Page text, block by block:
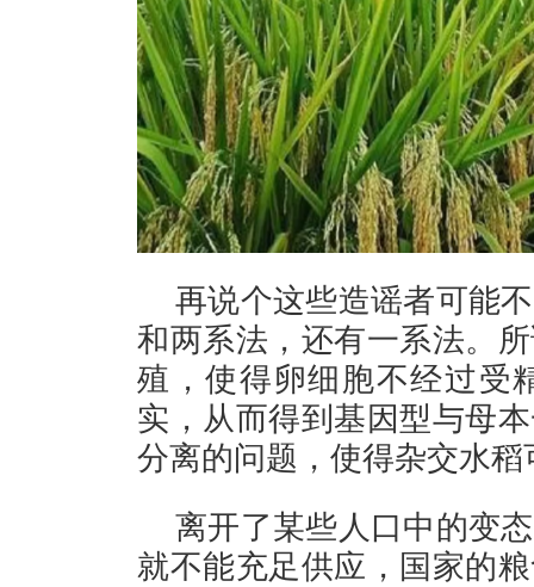
再说个这些造谣者可能
和两系法，还有一系法。
殖，使得卵细胞不经过受
实，从而得到基因型与母
分离的问题，使得杂交水
离开了某些人口中的变
就不能充足供应，国家的